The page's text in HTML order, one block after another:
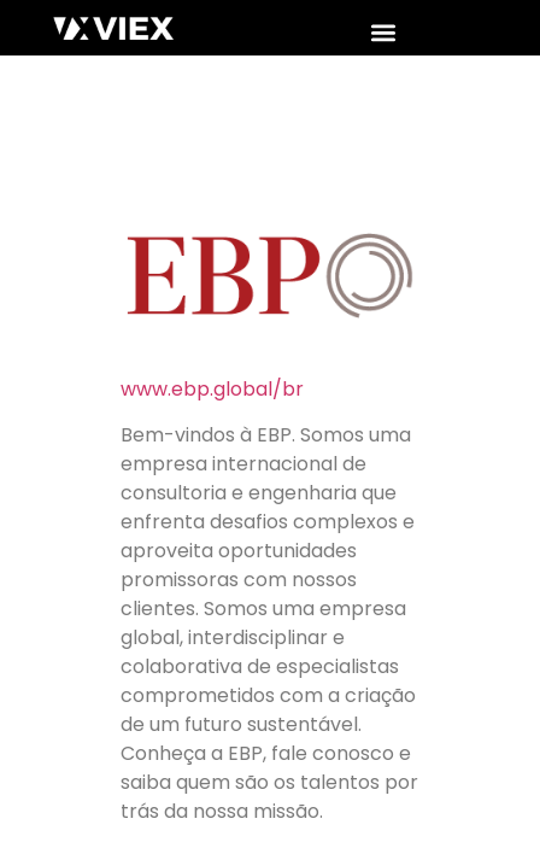
www.ebp.global/br
Bem-vindos à EBP. Somos uma
empresa internacional de
consultoria e engenharia que
enfrenta desafios complexos e
aproveita oportunidades
promissoras com nossos
clientes. Somos uma empresa
global, interdisciplinar e
colaborativa de especialistas
comprometidos com a criação
de um futuro sustentável.
Conheça a EBP, fale conosco e
saiba quem são os talentos por
trás da nossa missão.